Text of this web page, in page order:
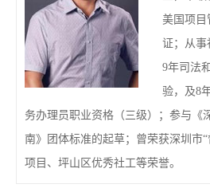
美国项目
证；从事
9年司法
验，及8
务办理员职业资格（三级）；参与《
南》团体标准的起草；曾荣获深圳市
项目、坪山区优秀社工等荣誉。